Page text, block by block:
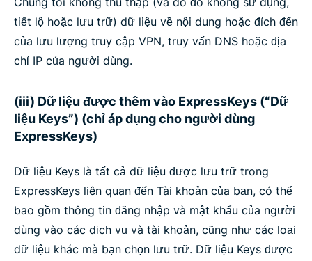
tiết lộ hoặc lưu trữ) dữ liệu về nội dung hoặc đích đến
của lưu lượng truy cập VPN, truy vấn DNS hoặc địa
chỉ IP của người dùng.
(iii) Dữ liệu được thêm vào ExpressKeys (“Dữ
liệu Keys”) (chỉ áp dụng cho người dùng
ExpressKeys)
Dữ liệu Keys là tất cả dữ liệu được lưu trữ trong
ExpressKeys liên quan đến Tài khoản của bạn, có thể
bao gồm thông tin đăng nhập và mật khẩu của người
dùng vào các dịch vụ và tài khoản, cũng như các loại
dữ liệu khác mà bạn chọn lưu trữ. Dữ liệu Keys được